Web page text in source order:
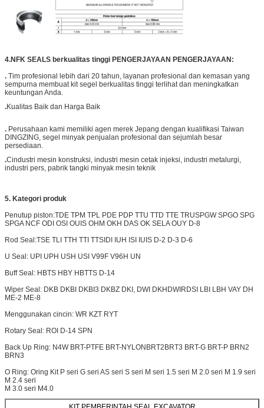
4.NFK SEALS berkualitas tinggi PENGERJAYAAN PENGERJAYAAN:
. Tim profesional lebih dari 20 tahun, layanan profesional dan kemasan yang
sempurna membuat kit segel berkualitas tinggi terlihat dan meningkatkan
keuntungan Anda.
.Kualitas Baik dan Harga Baik
. Perusahaan kami memiliki agen merek Jepang dengan kualifikasi Taiwan
DINGZING, segel minyak penjualan profesional dan sejumlah besar
persediaan.
.Cindustri mesin konstruksi, industri mesin cetak injeksi, industri metalurgi,
industri pers, pabrik tangki minyak mesin teknik
5. Kategori produk
Penutup piston:TDE TPM TPL PDE PDP TTU TTD TTE TRUSPGW SPGO SPG
SPGA NCF ODI OSI OUIS OHM OKH DAS OK SELA OUY D-8
Rod Seal:TSE TLI TTH TTI TTSIDI IUH ISI IUIS D-2 D-3 D-6
U Seal: UPI UPH USH USI V99F V96H UN
Buff Seal: HBTS HBY HBTTS D-14
Wiper Seal: DKB DKBI DKBI3 DKBZ DKI, DWI DKHDWIRDSI LBI LBH VAY DH
ME-2 ME-8
Menggunakan cincin: WR KZT RYT
Rotary Seal: ROI D-14 SPN
Back Up Ring: N4W BRT-PTFE BRT-NYLONBRT2BRT3 BRT-G BRT-P BRN2
BRN3
O Ring: Oring Kit P seri G seri AS seri S seri M seri 1.5 seri M 2.0 seri M 1.9 seri
M 2.4 seri
M 3.0 seri M4.0